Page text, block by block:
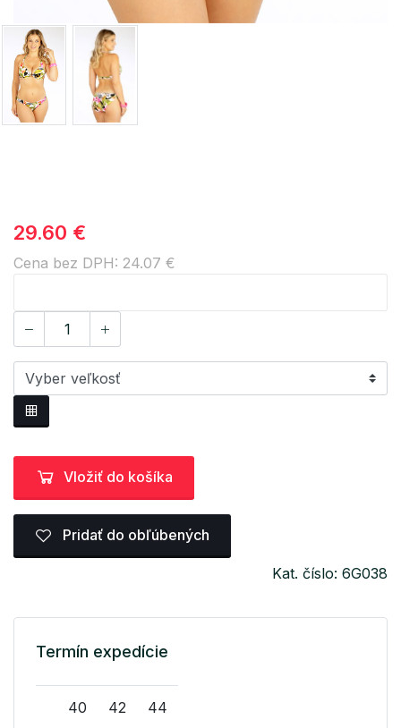
29.60 €
Cena bez DPH: 24.07 €
Vložiť do košíka
Pridať do obľúbených
Kat. číslo: 6G038
Termín expedície
40 42 44